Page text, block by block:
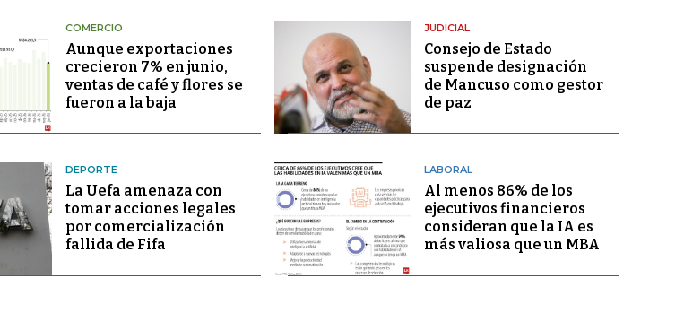
COMERCIO
Aunque exportaciones
crecieron 7% en junio,
ventas de café y flores se
fueron a la baja
JUDICIAL
Consejo de Estado
suspende designación
de Mancuso como gestor
de paz
DEPORTE
La Uefa amenaza con
tomar acciones legales
por comercialización
fallida de Fifa
LABORAL
Al menos 86% de los
ejecutivos financieros
consideran que la IA es
más valiosa que un MBA